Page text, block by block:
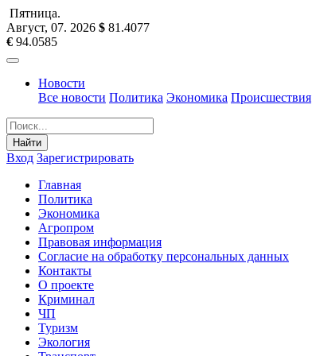
Пятница.
Август, 07. 2026 $ 81.4077
€ 94.0585
Новости
Все новости Политика Экономика Происшествия
Найти
Вход Зарегистрировать
Главная
Политика
Экономика
Агропром
Правовая информация
Согласие на обработку персональных данных
Контакты
О проекте
Криминал
ЧП
Туризм
Экология